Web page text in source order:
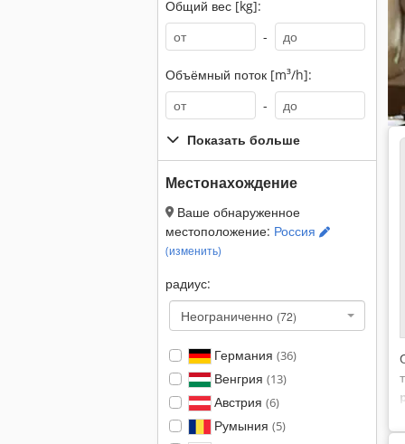
Общий вес [kg]:
-
Объёмный поток [m³/h]:
-
Показать больше
Местонахождение
Ваше обнаруженное
местоположение: Россия
(изменить)
радиус:
Неограниченно (72)
Германия (36)
Венгрия (13)
Австрия (6)
Румыния (5)